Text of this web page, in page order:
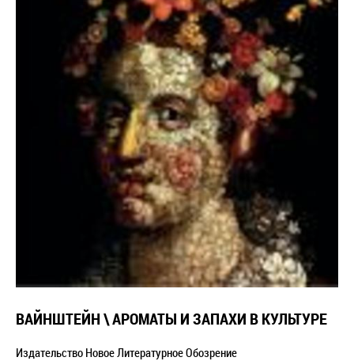
ВАЙНШТЕЙН \ АРОМАТЫ И ЗАПАХИ В КУЛЬТУРЕ
Издательство Новое Литературное Обозрение